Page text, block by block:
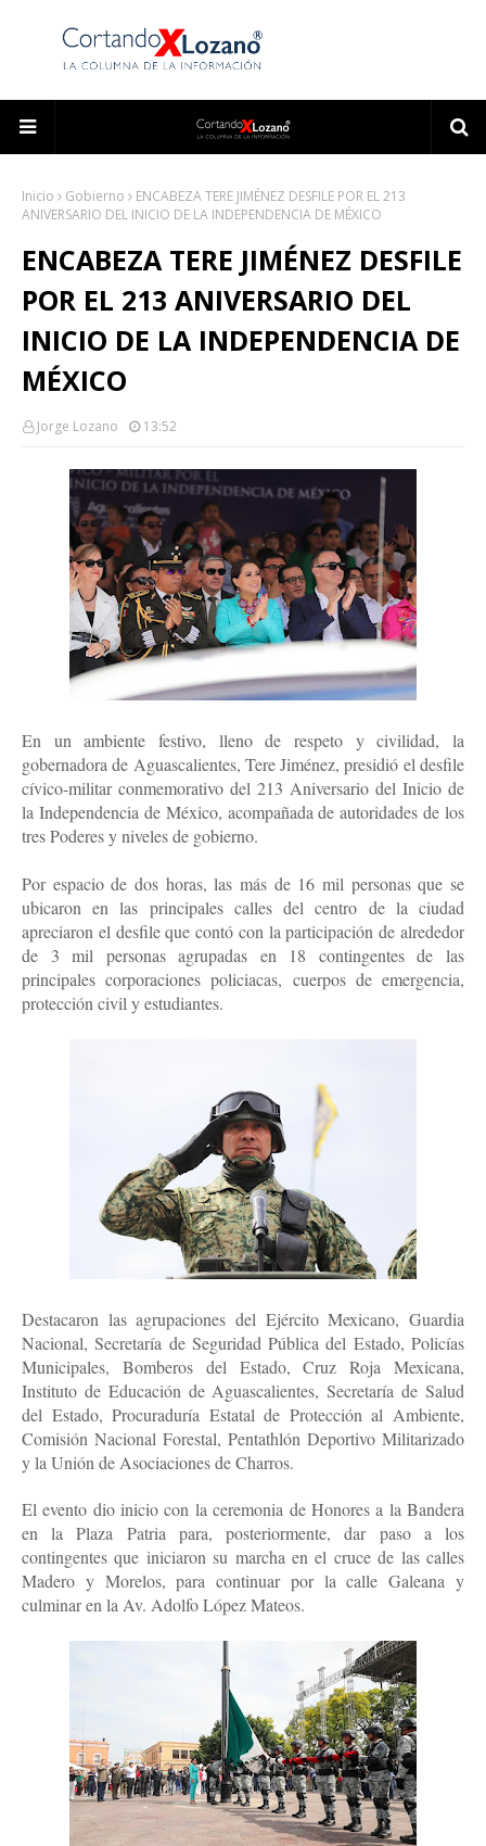
Inicio Gobierno
ENCABEZA TERE JIMÉNEZ DESFILE POR EL 213
ANIVERSARIO DEL INICIO DE LA INDEPENDENCIA DE MÉXICO
ENCABEZA TERE JIMÉNEZ DESFILE
POR EL 213 ANIVERSARIO DEL
INICIO DE LA INDEPENDENCIA DE
MÉXICO
Jorge Lozano 13:52
En un ambiente festivo, lleno de respeto y civilidad, la
gobernadora de Aguascalientes, Tere Jiménez, presidió el desfile
cívico-militar conmemorativo del 213 Aniversario del Inicio de
la Independencia de México, acompañada de autoridades de los
tres Poderes y niveles de gobierno.
Por espacio de dos horas, las más de 16 mil personas que se
ubicaron en las principales calles del centro de la ciudad
apreciaron el desfile que contó con la participación de alrededor
de 3 mil personas agrupadas en 18 contingentes de las
principales corporaciones policiacas, cuerpos de emergencia,
protección civil y estudiantes.
Destacaron las agrupaciones del Ejército Mexicano, Guardia
Nacional, Secretaría de Seguridad Pública del Estado, Policías
Municipales, Bomberos del Estado, Cruz Roja Mexicana,
Instituto de Educación de Aguascalientes, Secretaría de Salud
del Estado, Procuraduría Estatal de Protección al Ambiente,
Comisión Nacional Forestal, Pentathlón Deportivo Militarizado
y la Unión de Asociaciones de Charros.
El evento dio inicio con la ceremonia de Honores a la Bandera
en la Plaza Patria para, posteriormente, dar paso a los
contingentes que iniciaron su marcha en el cruce de las calles
Madero y Morelos, para continuar por la calle Galeana y
culminar en la Av. Adolfo López Mateos.